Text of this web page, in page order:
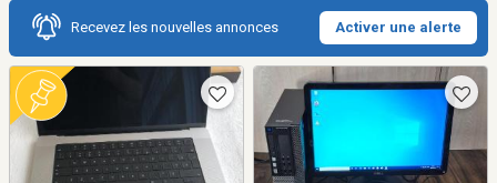
Recevez les nouvelles annonces Activer une alerte